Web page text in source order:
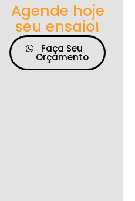
Agende hoje
seu ensaio!
Faça Seu
Orçamento